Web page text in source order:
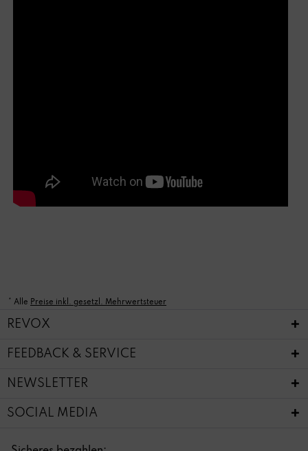
* Alle Preise inkl. gesetzl. Mehrwertsteuer
REVOX
FEEDBACK & SERVICE
NEWSLETTER
SOCIAL MEDIA